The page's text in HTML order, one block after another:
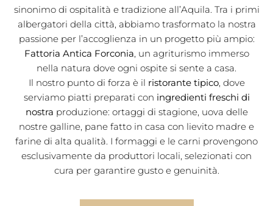
sinonimo di ospitalità e tradizione all’Aquila. Tra i primi
albergatori della città, abbiamo trasformato la nostra
passione per l’accoglienza in un progetto più ampio:
Fattoria Antica Forconia, un agriturismo immerso
nella natura dove ogni ospite si sente a casa.
Il nostro punto di forza è il ristorante tipico, dove
serviamo piatti preparati con ingredienti freschi di
nostra produzione: ortaggi di stagione, uova delle
nostre galline, pane fatto in casa con lievito madre e
farine di alta qualità. I formaggi e le carni provengono
esclusivamente da produttori locali, selezionati con
cura per garantire gusto e genuinità.